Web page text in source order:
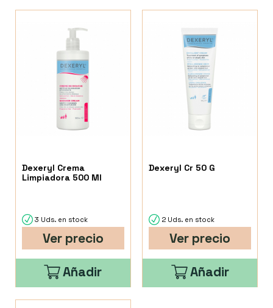
Dexeryl Crema
Limpiadora 500 Ml
3 Uds. en stock
Ver precio
Añadir
Dexeryl Cr 50 G
2 Uds. en stock
Ver precio
Añadir